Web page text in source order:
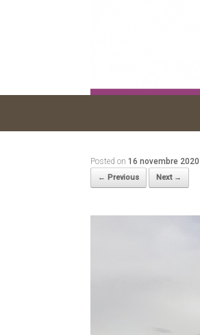
Posted on 16 novembre 2020
← Previous Next →